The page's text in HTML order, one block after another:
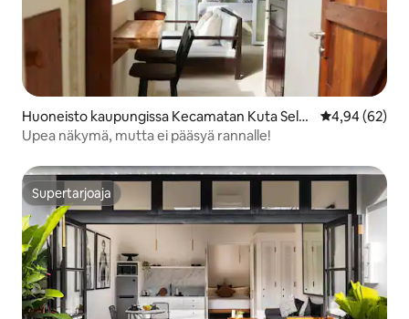
Huoneisto kaupungissa Kecamatan Kuta Selat
an
4,94 (62)
Upea näkymä, mutta ei pääsyä rannalle!
Supertarjoaja
Supertarjoaja